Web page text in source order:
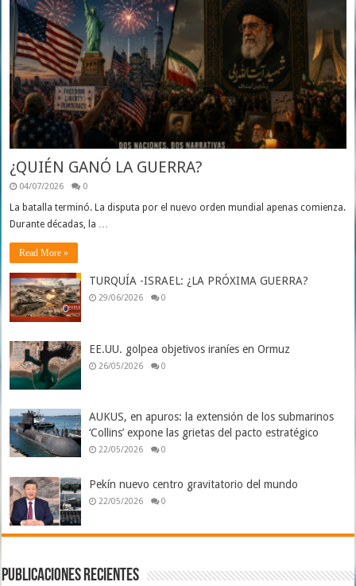
¿QUIÉN GANÓ LA GUERRA?
04/07/2026 0
La batalla terminó. La disputa por el nuevo orden mundial apenas comienza.
Durante décadas, la …
Read More »
TURQUÍA -ISRAEL: ¿LA PRÓXIMA GUERRA?
29/06/2026 0
EE.UU. golpea objetivos iraníes en Ormuz
26/05/2026 0
AUKUS, en apuros: la extensión de los submarinos
‘Collins’ expone las grietas del pacto estratégico
22/05/2026 0
Pekín nuevo centro gravitatorio del mundo
22/05/2026 0
Publicaciones Recientes